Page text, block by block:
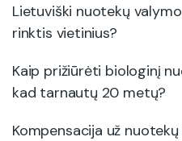
Lietuviški nuotekų
rinktis vietinius?
Kaip prižiūrėti biologinį
kad tarnautų 20 metų?
Kompensacija už